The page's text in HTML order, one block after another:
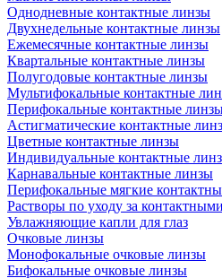
Однодневные контактные линзы
Двухнедельные контактные линзы
Ежемесячные контактные линзы
Квартальные контактные линзы
Полугодовые контактные линзы
Мультифокальные контактные
Перифокальные контактные
Астигматические контактные
Цветные контактные линзы
Индивидуальные контактные
Карнавальные контактные линзы
Перифокальные мягкие
Растворы по уходу за
Увлажняющие капли для глаз
Очковые линзы
Монофокальные очковые линзы
Бифокальные очковые линзы